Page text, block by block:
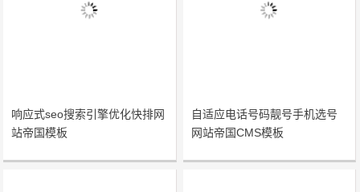
响应式seo搜索引擎优化快排网
站帝国模板
自适应电话号码靓号手机选号
网站帝国CMS模板